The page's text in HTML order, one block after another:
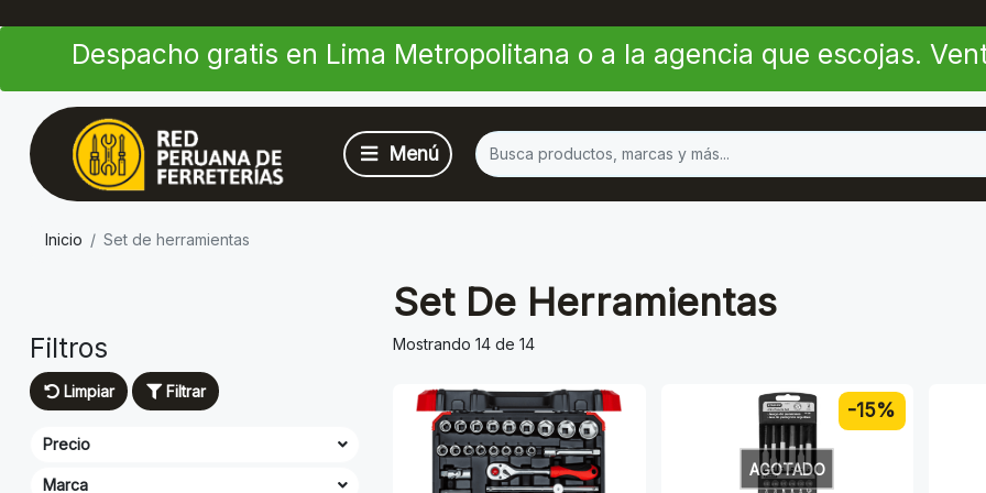
Despacho gratis en Lima Metropolitana o a la agencia que escojas.
Inicio Set de herramientas
Set De Herramientas
Filtros
Limpiar Filtrar
Precio
Marca
Mostrando 14 de 14
-15%
AGOTADO